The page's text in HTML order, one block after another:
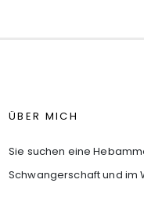
ÜBER MICH
Sie suchen eine
Schwangerschaft und im